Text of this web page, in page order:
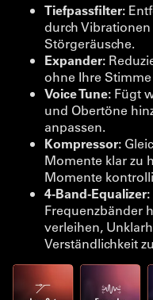
Tiefpassfilter:
durch
Störgeräusche.
Expander:
ohne Ihre
Voice Tune: Fügt
und Obertöne
anpassen.
Kompressor:
Momente klar zu
Momente
4-Band-Equalizer:
Frequenzbänder
verleihen,
Verständlichkeit